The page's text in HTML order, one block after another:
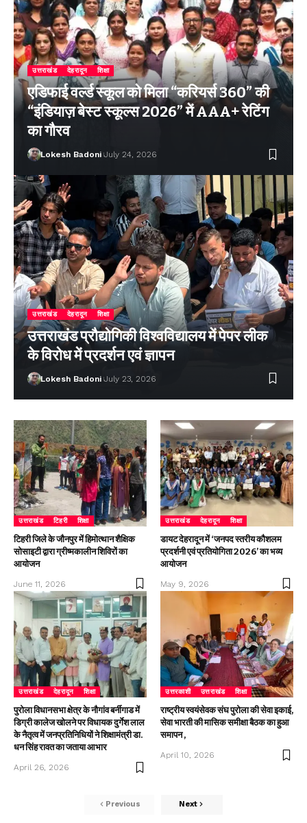
उत्तराखंड देहरादून शिक्षा
एडिफाई वर्ल्ड स्कूल को मिला “करियर्स 360” की
“इंडियाज़ बेस्ट स्कूल्स 2026” में AAA+ रेटिंग
का गौरव
Lokesh Badoni July 24, 2026
उत्तराखंड देहरादून शिक्षा
उत्तराखंड प्रौद्योगिकी विश्वविद्यालय में पेपर लीक
के विरोध में प्रदर्शन एवं ज्ञापन
Lokesh Badoni July 23, 2026
उत्तराखंड टिहरी शिक्षा
टिहरी जिले के जौनपुर में हिमोत्थान शैक्षिक
सोसाइटी द्वारा ग्रीष्मकालीन शिविरों का
आयोजन
June 11, 2026
उत्तराखंड देहरादून शिक्षा
डायट देहरादून में ‘जनपद स्तरीय कौशलम
प्रदर्शनी एवं प्रतियोगिता 2026’ का भव्य
आयोजन
May 9, 2026
उत्तराखंड देहरादून शिक्षा
पुरोला विधानसभा क्षेत्र के नौगांव बर्नीगाड में
डिग्री कालेज खोलने पर विधायक दुर्गेश लाल
के नैतृत्व में जनप्रतिनिधियों ने शिक्षामंत्री डा.
धन सिंह रावत का जताया आभार
April 26, 2026
उत्तरकाशी उत्तराखंड शिक्षा
राष्ट्रीय स्वयंसेवक संघ पुरोला की सेवा इकाई,
सेवा भारती की मासिक समीक्षा बैठक का हुआ
समापन ,
April 10, 2026
Previous Next